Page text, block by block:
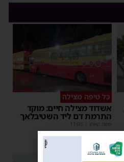
כל טיפה מצילה
אשדוד מצילה חיים: מוקד
התרמת דם ליד השטיבלאך
משה קאהן 11:05